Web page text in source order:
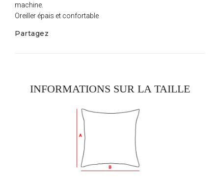
machine.
Oreiller épais et confortable
Partagez
INFORMATIONS SUR LA TAILLE